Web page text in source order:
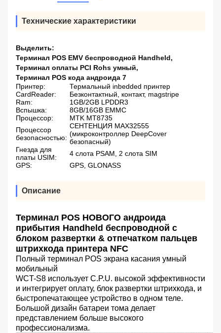
Технические характеристики
Выделить:
Терминал POS EMV беспроводной Handheld,
Терминал оплаты PCI Rohs умный,
Терминал POS кода андроида 7
Принтер:
Термальный inbedded принтер
CardReader:
Безконтактный, контакт, magstripe
Ram:
1GB/2GB LPDDR3
Вспышка:
8GB/16GB EMMC
Процессор:
MTK MT8735
Процессор
безопасностью:
СЕНТЕНЦИЯ MAX32555
(микроконтроллер DeepCover
безопасный)
Гнезда для
платы USIM:
4 слота PSAM, 2 слота SIM
GPS:
GPS, GLONASS
Описание
Терминал POS НОВОГО андроида
прибытия Handheld беспроводной с
блоком развертки & отпечатком пальцев
штрихкода принтера NFC
Полный терминал POS экрана касания умный
мобильный
WCT-S8 использует C.P.U. высокой эффективности
и интегрирует оплату, блок развертки штрихкода, и
быстропечатающее устройство в одном теле.
Большой дизайн батареи тома делает
представлением больше высокого
профессионализма.